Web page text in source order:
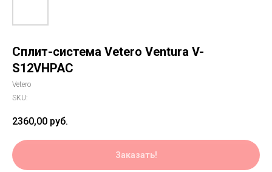
Сплит-система Vetero Ventura V-
S12VHPAC
Vetero
SKU:
2360,00 руб.
Заказать!